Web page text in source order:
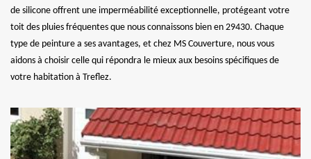
de silicone offrent une imperméabilité exceptionnelle, protégeant votre
toit des pluies fréquentes que nous connaissons bien en 29430. Chaque
type de peinture a ses avantages, et chez MS Couverture, nous vous
aidons à choisir celle qui répondra le mieux aux besoins spécifiques de
votre habitation à Treflez.